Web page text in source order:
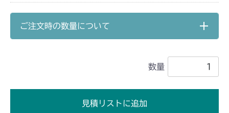
ご注文時の数量について
数量
見積リストに追加